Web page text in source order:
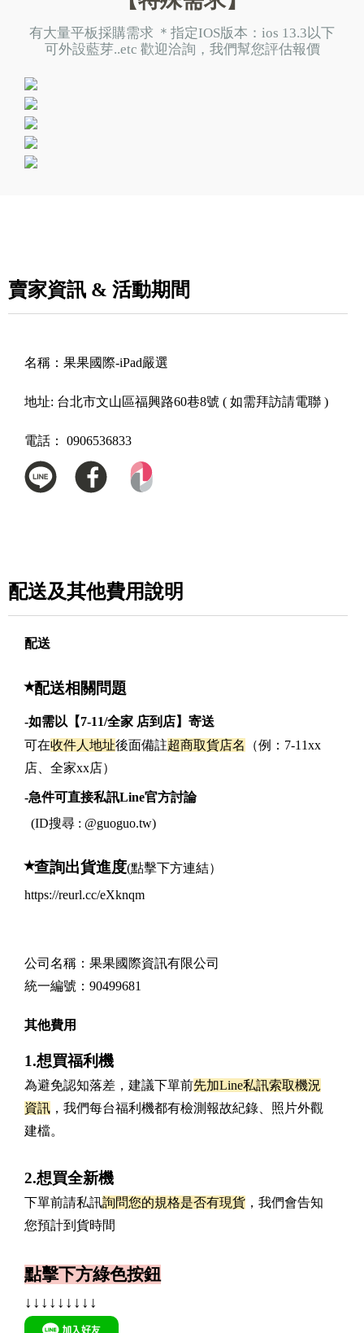
有大量平板採購需求 ＊指定IOS版本：ios 13.3以下
可外設藍芽..etc 歡迎洽詢，我們幫您評估報價
賣家資訊 & 活動期間
名稱： 果果國際-iPad嚴選
地址: 台北市文山區福興路60巷8號 ( 如需拜訪請電聯 )
電話： 0906536833
配送及其他費用說明
配送
⭒配送相關問題
-如需以 【7-11/全家 店到店】寄送
可在收件人地址後面備註超商取貨店名
（例：7-11xx
店、全家xx店）
-急件可直接私訊Line官方討論
(ID搜尋 : @guoguo.tw)
⭒查詢出貨進度(點擊下方連結）
https://reurl.cc/eXknqm
公司名稱：果果國際資訊有限公司
統一編號：90499681
其他費用
1.想買福利機
為避免認知落差，建議下單前先加Line私訊索取機況
資訊 ，我們每台福利機都有檢測報故紀錄、照片外觀
建檔。
2.想買全新機
下單前請私訊詢問您的規格是否有現貨 ，我們會告知
您預計到貨時間
點擊下方綠色按鈕
↓↓↓↓↓↓↓↓↓